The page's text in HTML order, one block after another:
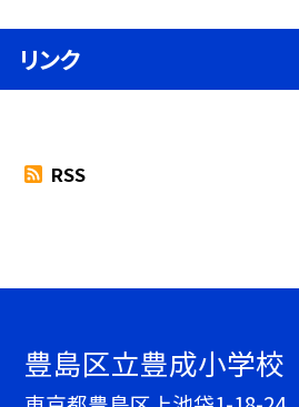
リンク
RSS
豊島区立豊成小学校